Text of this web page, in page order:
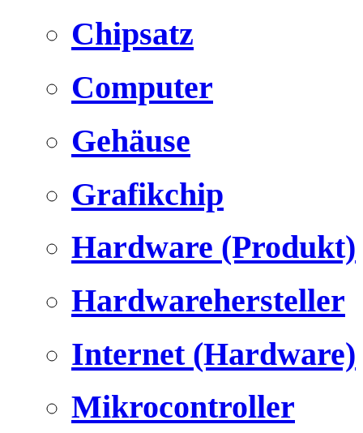
Chipsatz
Computer
Gehäuse
Grafikchip
Hardware (Produkt)
Hardwarehersteller
Internet (Hardware)
Mikrocontroller